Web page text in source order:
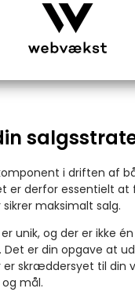
i driften af
er derfor essentielt at
maksimalt salg.
unik, og der er ikke
Det er din opgave at
er skræddersyet til din
mål.